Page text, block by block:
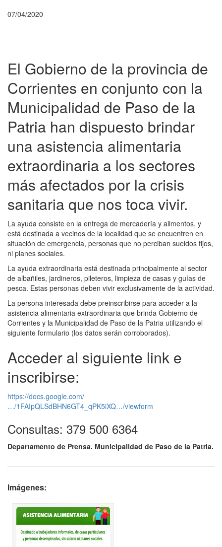
07/04/2020
El Gobierno de la provincia de
Corrientes en conjunto con la
Municipalidad de Paso de la
Patria han dispuesto brindar
una asistencia alimentaria
extraordinaria a los sectores
más afectados por la crisis
sanitaria que nos toca vivir.
La ayuda consiste en la entrega de mercadería y alimentos, y
está destinada a vecinos de la localidad que se encuentren en
situación de emergencia, personas que no perciban sueldos fijos,
ni planes sociales.
La ayuda extraordinaria está destinada principalmente al sector
de albañiles, jardineros, pileteros, limpieza de casas y guías de
pesca. Estas personas deben vivir exclusivamente de la actividad.
La persona interesada debe preinscribirse para acceder a la
asistencia alimentaria extraordinaria que brinda Gobierno de
Corrientes y la Municipalidad de Paso de la Patria utilizando el
siguiente formulario (los datos serán corroborados).
Acceder al siguiente link e
inscribirse:
https://docs.google.com/
…/1FAIpQLSdBHN6GT4_qPK5iXQ…/viewform
Consultas: 379 500 6364
Departamento de Prensa. Municipalidad de Paso de la Patria.
Imágenes: